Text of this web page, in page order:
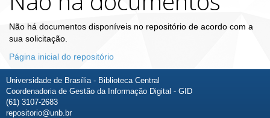
Não há documentos disponíveis no repositório de acordo com a
sua solicitação.
Página inicial do repositório
Universidade de Brasília - Biblioteca Central
Coordenadoria de Gestão da Informação Digital - GID
(61) 3107-2683
repositorio@unb.br